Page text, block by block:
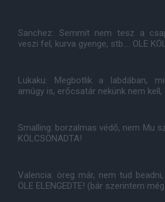
Sanchez: Semmit nem tesz a
veszi fel, kurva gyenge, stb.... OLE
Lukaku: Megbotlik a labdában,
amúgy is, erőcsatár nekünk nem kell,
Smalling: borzalmas védő, nem Mu
KÖLCSÖNADTA!
Valencia: öreg már, nem tud
OLE ELENGEDTE! (bár szerintem